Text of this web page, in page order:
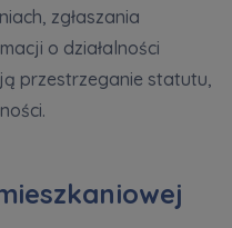
zgłaszania
o działalności
przestrzeganie statutu,